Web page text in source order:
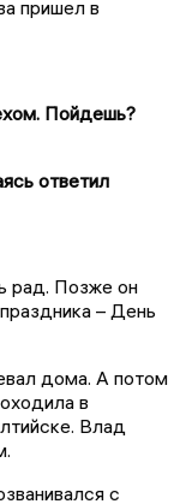
пришел в
Пойдешь?
ответил
рад. Позже он
– День
дома. А потом
в
Влад
с